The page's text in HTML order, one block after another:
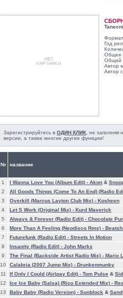
Год
Общее
Общий
Автор
Автор
Зарегистрируйтесь в ОДИН КЛИК , не
версии, а также многие другие функции!
№ название
1 I Wanna Love You (Album Edit) - Akon &
2
All Goods Things (Come To An End) (Radio
3
Overkill (Marcus Layton Club Mix) - Kosheen
4
Let S Work (Original Mix) - Kurd Maverick
5
Always & Forever (Radio Edit) - Chocolate
6
More Than A Feeling (Neodisco Rmx) -
7
Futurefunk (Radio Edit) - Streets In Motion
8
Insanity (Radio Edit) - John Marks
9
The Final (Backside Artist Radio Mix) - Mario
10
Calabria (2007 Jump Mix) - Drunkenmunky
11
If Only I Could (Airlpay Edit) - Tom Pulse &
12
Ice Ice Baby (Salsa) (Rico Extended Mix) -
13
Baby Baby (Radio Version) - Sunblock &